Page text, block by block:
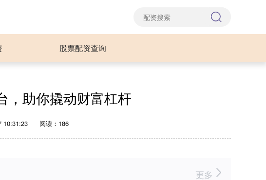
股票配资查询
，助你撬动财富杠杆
10:31:23 阅读：186
更多